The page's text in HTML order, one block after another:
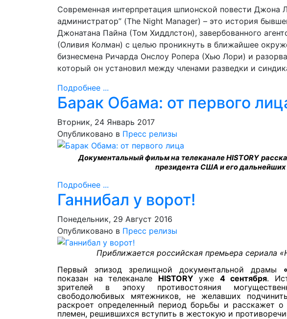
Современная интерпретация шпионской повести Джона
администратор” (The Night Manager) – это история
Джонатана Пайна (Том Хиддлстон), завербованного
(Оливия Колман) с целью проникнуть в ближайшее
бизнесмена Ричарда Онслоу Ропера (Хью Лори) и
который он установил между членами разведки и
Подробнее ...
Барак Обама: от первого
Вторник, 24 Январь 2017
Опубликовано в Пресс релизы
Документальный фильм на телеканалеHISTORY
президента США и его дальнейших
Подробнее ...
Ганнибал у ворот!
Понедельник, 29 Август 2016
Опубликовано в Пресс релизы
Приближается российская премьера сериала
Первый эпизод зрелищной документальной драмы
показан на телеканале HISTORY уже 4 сентября.
зрителей в эпоху противостояния
свободолюбивых мятежников, не желавших
раскроет определенный период борьбы и расскажет
племен, решившихся вступить в жестокую и